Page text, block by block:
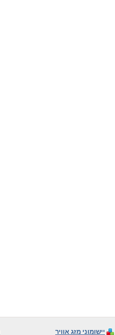
יישומוני מזג אוויר